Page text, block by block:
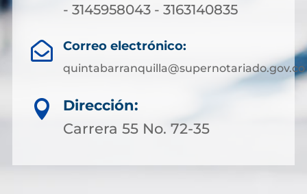
- 3145958043 - 3163140835
 Correo electrónico:
quintabarranquilla@supernotariado.gov.co

Dirección:
Carrera 55 No. 72-35